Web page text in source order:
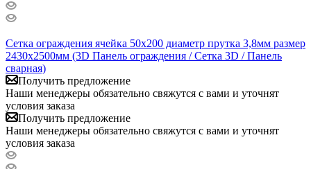
Сетка ограждения ячейка 50х200 диаметр прутка 3,8мм размер
2430x2500мм (3D Панель ограждения / Сетка 3D / Панель
сварная)
Получить предложение
Наши менеджеры обязательно свяжутся с вами и уточнят
условия заказа
Получить предложение
Наши менеджеры обязательно свяжутся с вами и уточнят
условия заказа